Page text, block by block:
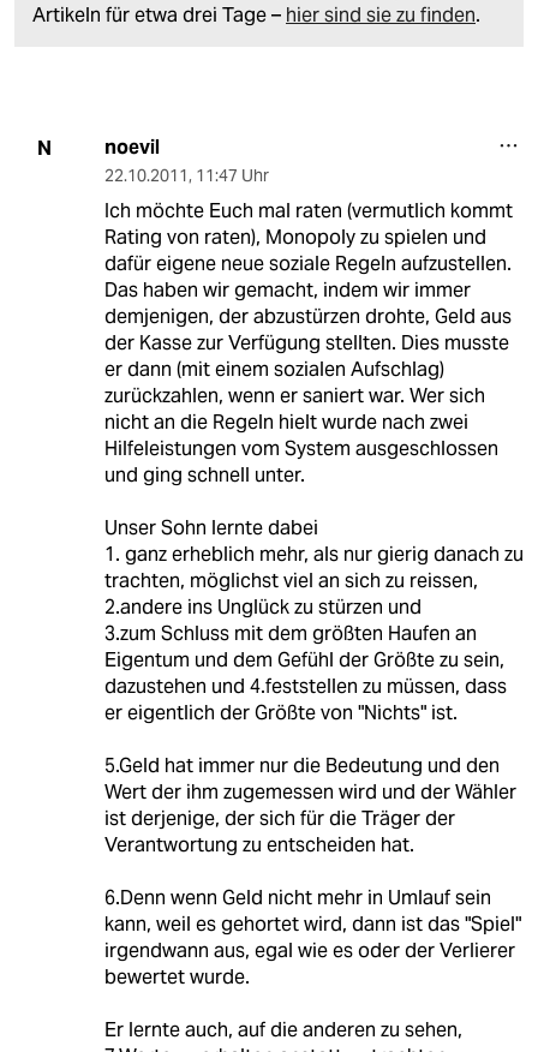
Artikeln für etwa drei Tage – hier sind sie zu finden.
N noevil
22.10.2011, 11:47 Uhr
Ich möchte Euch mal raten (vermutlich kommt
Rating von raten), Monopoly zu spielen und
dafür eigene neue soziale Regeln aufzustellen.
Das haben wir gemacht, indem wir immer
demjenigen, der abzustürzen drohte, Geld aus
der Kasse zur Verfügung stellten. Dies musste
er dann (mit einem sozialen Aufschlag)
zurückzahlen, wenn er saniert war. Wer sich
nicht an die Regeln hielt wurde nach zwei
Hilfeleistungen vom System ausgeschlossen
und ging schnell unter.
Unser Sohn lernte dabei
1. ganz erheblich mehr, als nur gierig danach zu
trachten, möglichst viel an sich zu reissen,
2.andere ins Unglück zu stürzen und
3.zum Schluss mit dem größten Haufen an
Eigentum und dem Gefühl der Größte zu sein,
dazustehen und 4.feststellen zu müssen, dass
er eigentlich der Größte von "Nichts" ist.
5.Geld hat immer nur die Bedeutung und den
Wert der ihm zugemessen wird und der Wähler
ist derjenige, der sich für die Träger der
Verantwortung zu entscheiden hat.
6.Denn wenn Geld nicht mehr in Umlauf sein
kann, weil es gehortet wird, dann ist das "Spiel"
irgendwann aus, egal wie es oder der Verlierer
bewertet wurde.
Er lernte auch, auf die anderen zu sehen,